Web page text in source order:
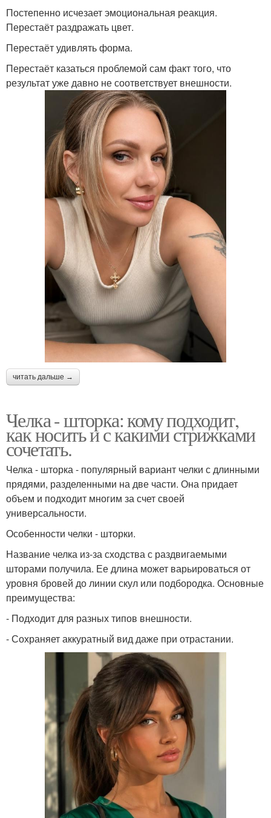
Постепенно исчезает эмоциональная реакция.
Перестаёт раздражать цвет.
Перестаёт удивлять форма.
Перестаёт казаться проблемой сам факт того, что
результат уже давно не соответствует внешности.
читать дальше →
Челка - шторка: кому подходит,
как носить и с какими стрижками
сочетать.
Челка - шторка - популярный вариант челки с длинными
прядями, разделенными на две части. Она придает
объем и подходит многим за счет своей
универсальности.
Особенности челки - шторки.
Название челка из-за сходства с раздвигаемыми
шторами получила. Ее длина может варьироваться от
уровня бровей до линии скул или подбородка. Основные
преимущества:
- Подходит для разных типов внешности.
- Сохраняет аккуратный вид даже при отрастании.